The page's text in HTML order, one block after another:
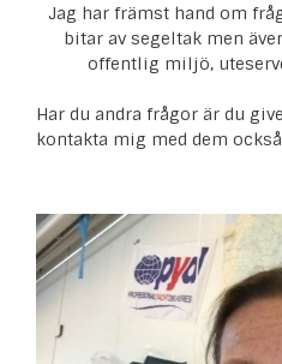
Jag har främst hand om
bitar av segeltak men
offentlig miljö,
Har du andra frågor är du
kontakta mig med dem